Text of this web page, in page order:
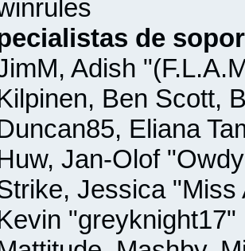
de
Adish
Ben Scott,
Eliana
Jan-Olof
Jessica